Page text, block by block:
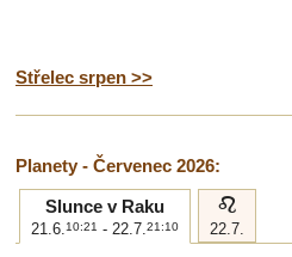
Střelec srpen >>
Planety - Červenec 2026:
Slunce v Raku
21.6.10:21 - 22.7.21:10
e
22.7.